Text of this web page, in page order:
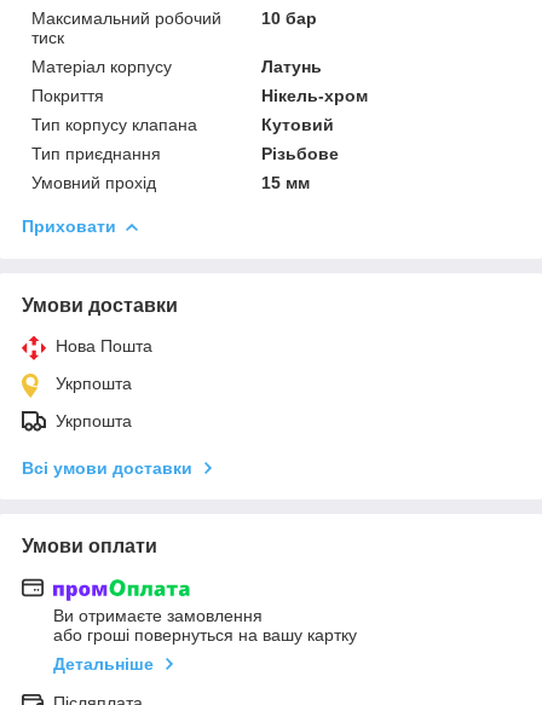
Максимальний робочий
тиск
10 бар
Матеріал корпусу
Латунь
Покриття
Нікель-хром
Тип корпусу клапана
Кутовий
Тип приєднання
Різьбове
Умовний прохід
15 мм
Приховати
Умови доставки
Нова Пошта
Укрпошта
Укрпошта
Всі умови доставки
Умови оплати
Ви отримаєте замовлення
або гроші повернуться на вашу картку
Детальніше